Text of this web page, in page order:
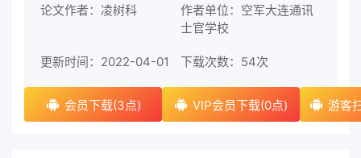
论文作者：凌树科
作者单位：空军大连通讯
士官学校
更新时间：2022-04-01 下载次数： 54次
会员下载(3点) VIP会员下载(0点) 游客